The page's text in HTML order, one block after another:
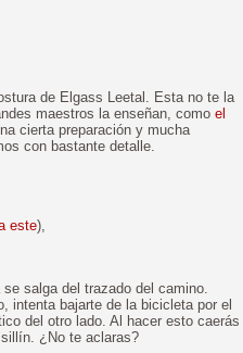
de Elgass Leetal. Esta no te la
maestros la enseñan, como el
cierta preparación y mucha
con bastante detalle.
este),
salga del trazado del camino.
intenta bajarte de la bicicleta por el
del otro lado. Al hacer esto caerás
¿No te aclaras?